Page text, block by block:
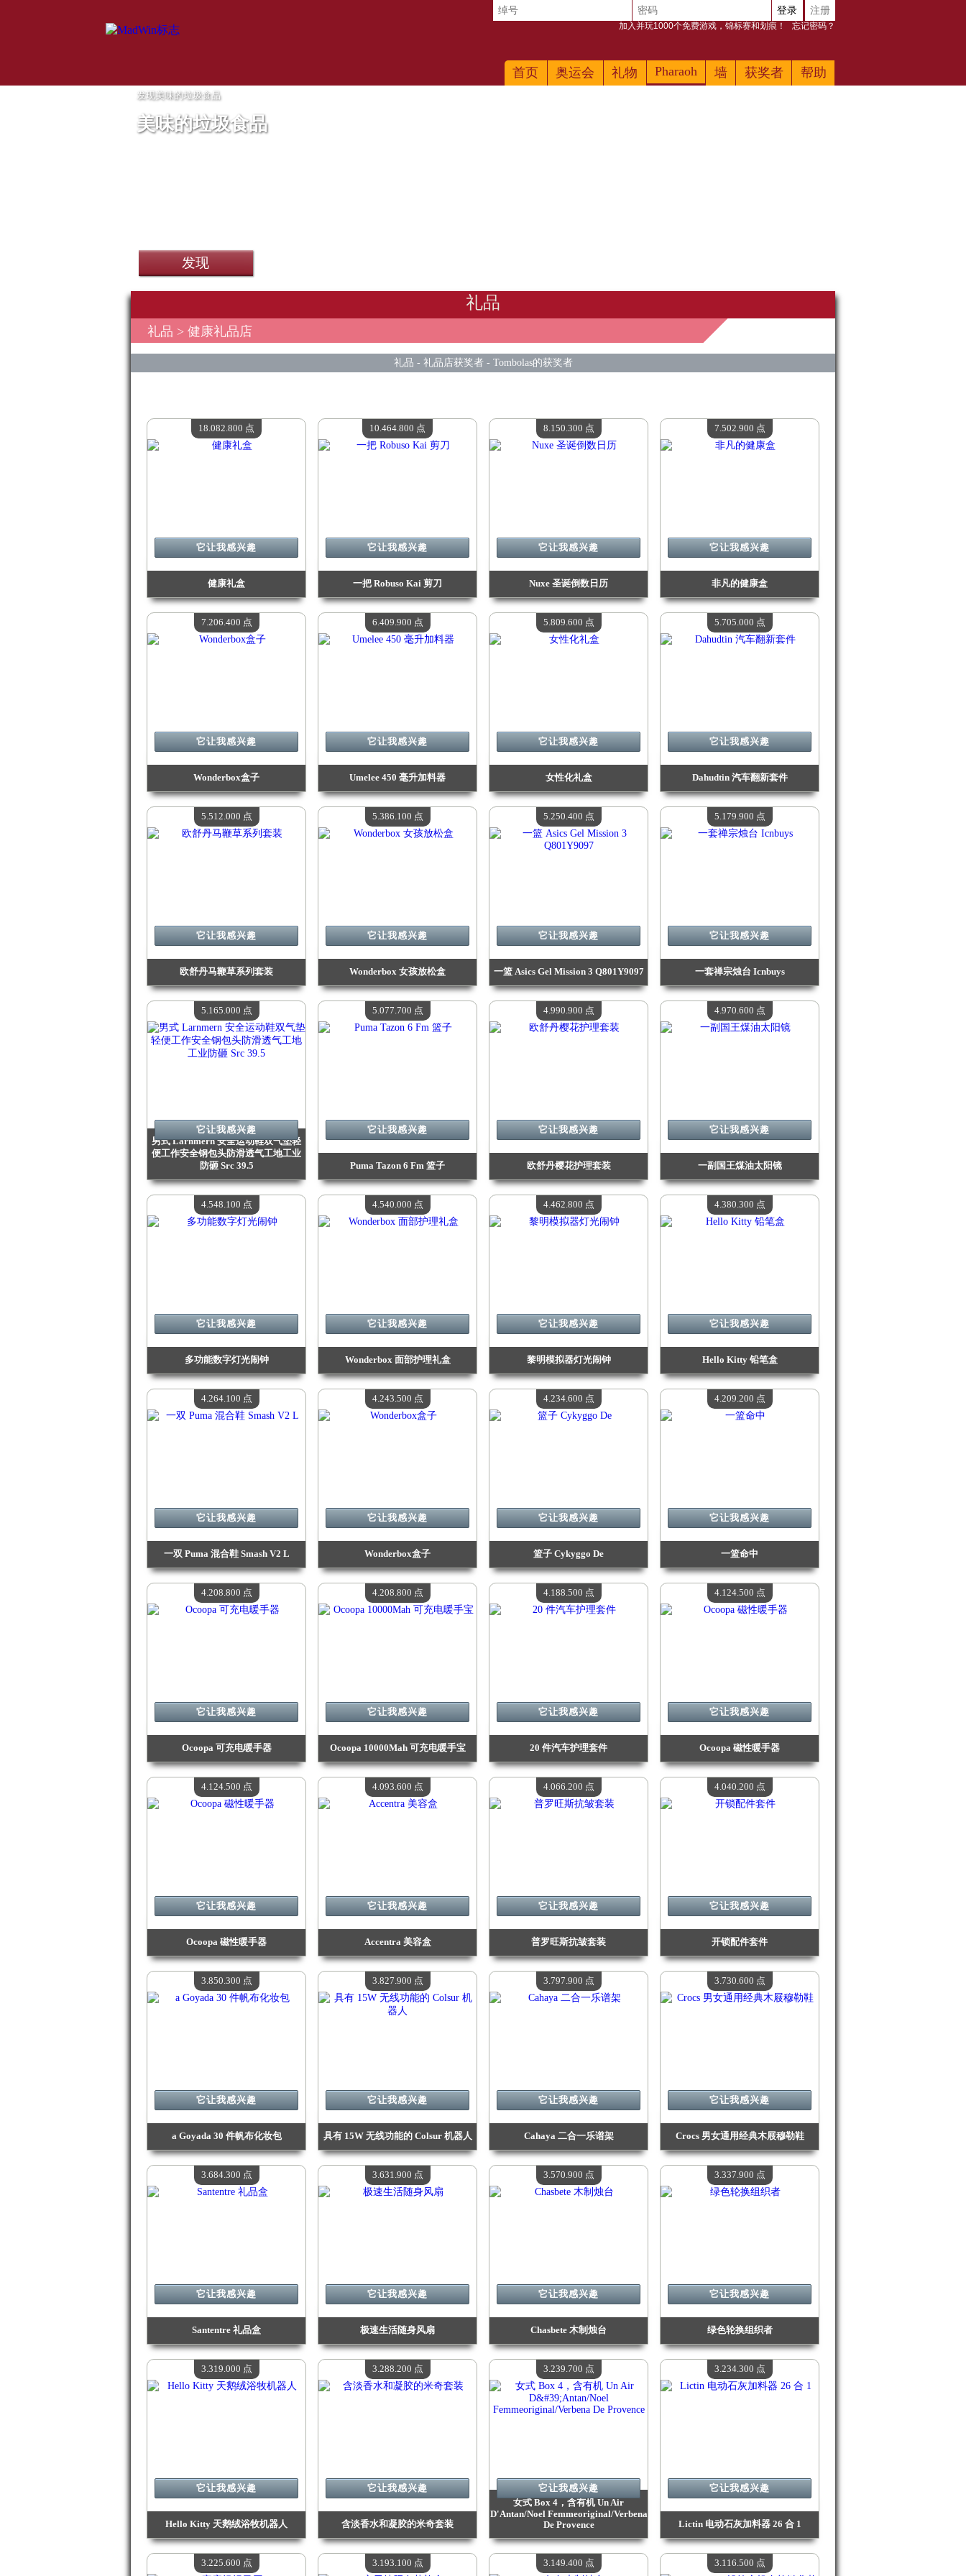
首页 奥运会 礼物 Pharaoh 墙 获奖者 帮助
登录 注册
加入并玩1000个免费游戏，锦标赛和划痕！ 忘记密码？
发现美味的垃圾食品
美味的垃圾食品
发现
礼品
礼品 > 健康礼品店
礼品 - 礼品店获奖者- Tombolas的获奖者
健康礼盒
价值：18 082 800 Madpoints
现有数量：4
它让我感兴趣
18.082.800 点
一把 Robuso Kai 剪刀
价值：10 464 800 Madpoints
现有数量：4
它让我感兴趣
10.464.800 点
Nuxe 圣诞倒数日历
价值：8 150 300 Madpoints
现有数量：4
它让我感兴趣
8.150.300 点
非凡的健康盒
价值：7 502 900 Madpoints
现有数量：4
它让我感兴趣
7.502.900 点
Wonderbox盒子
价值：7 206 400 Madpoints
现有数量：4
它让我感兴趣
7.206.400 点
Umelee 450 毫升加料器
价值：6 409 900 Madpoints
现有数量：4
它让我感兴趣
6.409.900 点
女性化礼盒
价值：5 809 600 Madpoints
现有数量：4
它让我感兴趣
5.809.600 点
Dahudtin 汽车翻新套件
价值：5 705 000 Madpoints
现有数量：4
它让我感兴趣
5.705.000 点
欧舒丹马鞭草系列套装
价值：5 512 000 Madpoints
现有数量：4
它让我感兴趣
5.512.000 点
Wonderbox 女孩放松盒
价值：5 386 100 Madpoints
现有数量：4
它让我感兴趣
5.386.100 点
一篮 Asics Gel Mission 3 Q801Y9097
价值：5 250 400 Madpoints
现有数量：4
它让我感兴趣
5.250.400 点
一套禅宗烛台 Icnbuys
价值：5 179 900 Madpoints
现有数量：4
它让我感兴趣
5.179.900 点
男式 Larnmern 安全运动鞋双气垫轻
便工作安全钢包头防滑透气工地工业
防砸 Src 39.5
价值：5 165 000 Madpoints
现有数量：4
它让我感兴趣
5.165.000 点
Puma Tazon 6 Fm 篮子
价值：5 077 700 Madpoints
现有数量：4
它让我感兴趣
5.077.700 点
欧舒丹樱花护理套装
价值：4 990 900 Madpoints
现有数量：4
它让我感兴趣
4.990.900 点
一副国王煤油太阳镜
价值：4 970 600 Madpoints
现有数量：4
它让我感兴趣
4.970.600 点
多功能数字灯光闹钟
价值：4 548 100 Madpoints
现有数量：4
它让我感兴趣
4.548.100 点
Wonderbox 面部护理礼盒
价值：4 540 000 Madpoints
现有数量：4
它让我感兴趣
4.540.000 点
黎明模拟器灯光闹钟
价值：4 462 800 Madpoints
现有数量：4
它让我感兴趣
4.462.800 点
Hello Kitty 铅笔盒
价值：4 380 300 Madpoints
现有数量：4
它让我感兴趣
4.380.300 点
一双 Puma 混合鞋 Smash V2 L
价值：4 264 100 Madpoints
现有数量：4
它让我感兴趣
4.264.100 点
Wonderbox盒子
价值：4 243 500 Madpoints
现有数量：4
它让我感兴趣
4.243.500 点
篮子 Cykyggo De
价值：4 234 600 Madpoints
现有数量：4
它让我感兴趣
4.234.600 点
一篮命中
价值：4 209 200 Madpoints
现有数量：4
它让我感兴趣
4.209.200 点
Ocoopa 可充电暖手器
价值：4 208 800 Madpoints
现有数量：4
它让我感兴趣
4.208.800 点
Ocoopa 10000Mah 可充电暖手宝
价值：4 208 800 Madpoints
现有数量：4
它让我感兴趣
4.208.800 点
20 件汽车护理套件
价值：4 188 500 Madpoints
现有数量：4
它让我感兴趣
4.188.500 点
Ocoopa 磁性暖手器
价值：4 124 500 Madpoints
现有数量：4
它让我感兴趣
4.124.500 点
Ocoopa 磁性暖手器
价值：4 124 500 Madpoints
现有数量：4
它让我感兴趣
4.124.500 点
Accentra 美容盒
价值：4 093 600 Madpoints
现有数量：4
它让我感兴趣
4.093.600 点
普罗旺斯抗皱套装
价值：4 066 200 Madpoints
现有数量：4
它让我感兴趣
4.066.200 点
开锁配件套件
价值：4 040 200 Madpoints
现有数量：4
它让我感兴趣
4.040.200 点
a Goyada 30 件帆布化妆包
价值：3 850 300 Madpoints
现有数量：4
它让我感兴趣
3.850.300 点
具有 15W 无线功能的 Colsur 机器人
价值：3 827 900 Madpoints
现有数量：4
它让我感兴趣
3.827.900 点
Cahaya 二合一乐谱架
价值：3 797 900 Madpoints
现有数量：4
它让我感兴趣
3.797.900 点
Crocs 男女通用经典木屐穆勒鞋
价值：3 730 600 Madpoints
现有数量：4
它让我感兴趣
3.730.600 点
Santentre 礼品盒
价值：3 684 300 Madpoints
现有数量：4
它让我感兴趣
3.684.300 点
极速生活随身风扇
价值：3 631 900 Madpoints
现有数量：4
它让我感兴趣
3.631.900 点
Chasbete 木制烛台
价值：3 570 900 Madpoints
现有数量：4
它让我感兴趣
3.570.900 点
绿色轮换组织者
价值：3 337 900 Madpoints
现有数量：4
它让我感兴趣
3.337.900 点
Hello Kitty 天鹅绒浴牧机器人
价值：3 319 000 Madpoints
现有数量：4
它让我感兴趣
3.319.000 点
含淡香水和凝胶的米奇套装
价值：3 288 200 Madpoints
现有数量：4
它让我感兴趣
3.288.200 点
女式 Box 4，含有机 Un Air
D'Antan/Noel Femmeoriginal/Verbena
De Provence
价值：3 239 700 Madpoints
现有数量：4
它让我感兴趣
3.239.700 点
Lictin 电动石灰加料器 26 合 1
价值：3 234 300 Madpoints
现有数量：4
它让我感兴趣
3.234.300 点
3.225.600 点 3.193.100 点 3.149.400 点 3.116.500 点